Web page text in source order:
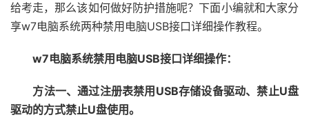
给考走，那么该如何做好防护措施呢？下面小编就和大家分
享w7电脑系统两种禁用电脑USB接口详细操作教程。
w7电脑系统禁用电脑USB接口详细操作：
方法一、通过注册表禁用USB存储设备驱动、禁止U盘
驱动的方式禁止U盘使用。